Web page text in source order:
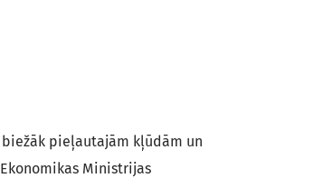
pieļautajām kļūdām un
Ministrijas